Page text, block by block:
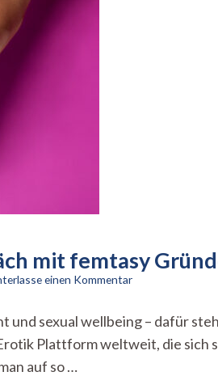
mit femtasy
einen Kommentarzu
Ohr
–
sexual wellbeing – dafür
Plattform weltweit, die sich
auf so …